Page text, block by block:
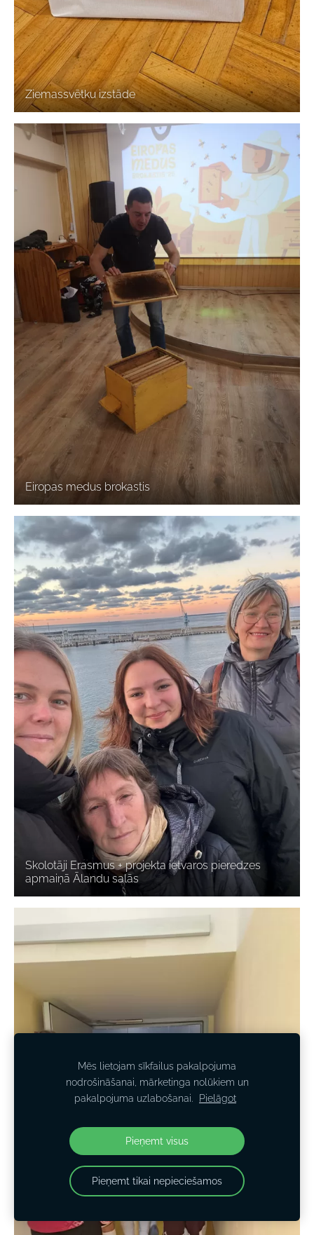
Ziemassvētku izstāde
Eiropas medus brokastis
Skolotāji Erasmus + projekta ietvaros pieredzes
apmaiņā Ālandu salās
Mēs lietojam sīkfailus pakalpojuma
nodrošināšanai, mārketinga nolūkiem un
pakalpojuma uzlabošanai.
Pielāgot
Pieņemt visus
Pieņemt tikai nepieciešamos